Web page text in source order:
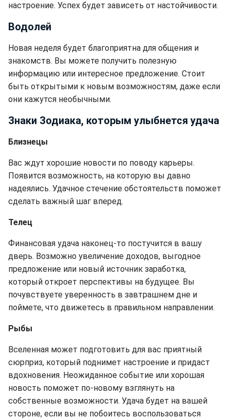
настроение. Успех будет зависеть от настойчивости.
Водолей
Новая неделя будет благоприятна для общения и
знакомств. Вы можете получить полезную
информацию или интересное предложение. Стоит
быть открытыми к новым возможностям, даже если
они кажутся необычными.
Знаки Зодиака, которым улыбнется удача
Близнецы
Вас ждут хорошие новости по поводу карьеры.
Появится возможность, на которую вы давно
надеялись. Удачное стечение обстоятельств поможет
сделать важный шаг вперед.
Телец
Финансовая удача наконец-то постучится в вашу
дверь. Возможно увеличение доходов, выгодное
предложение или новый источник заработка,
который откроет перспективы на будущее. Вы
почувствуете уверенность в завтрашнем дне и
поймете, что движетесь в правильном направлении.
Рыбы
Вселенная может подготовить для вас приятный
сюрприз, который поднимет настроение и придаст
вдохновения. Неожиданное событие или хорошая
новость поможет по-новому взглянуть на
собственные возможности. Удача будет на вашей
стороне, если вы не побоитесь воспользоваться